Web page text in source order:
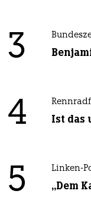
3
4 Ist das
5 Linken-
„Dem